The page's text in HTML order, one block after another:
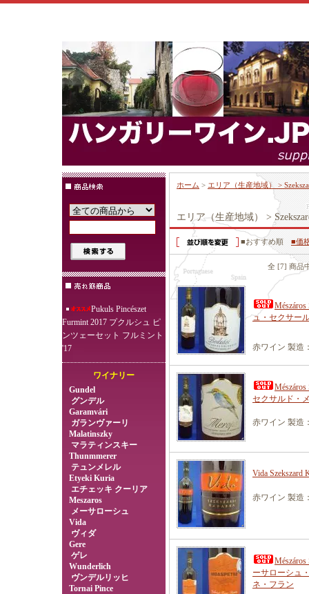
Pukuls Pincészet
Furmint 2017 プクルシュ ピ
ンツェーセット フルミント
'17
ワイナリー
Gundel
グンデル
Garamvári
ガランヴァーリ
Malatinszky
マラティンスキー
Thunmmerer
テュンメレル
Etyeki Kuria
エチェッキ クーリア
Meszaros
メーサローシュ
Vida
ヴィダ
Gere
ゲレ
Wunderlich
ヴンデルリッヒ
Tornai Pince
ホーム > エリア（生産地域） >
エリア（生産地域） >
■おすすめ順 ■価
全 [7] 商品
ュ・セクサー
赤ワイン 製造
セクサルド・
赤ワイン 製造
Vida
赤ワイン 製造
Mészáros
ーサローシュ
ネ・フラン